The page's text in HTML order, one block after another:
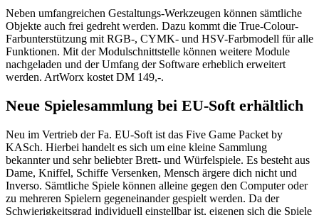
Neben umfangreichen Gestaltungs-Werkzeugen können sämtliche
Objekte auch frei gedreht werden. Dazu kommt die True-Colour-
Farbunterstützung mit RGB-, CYMK- und HSV-Farbmodell für alle
Funktionen. Mit der Modulschnittstelle können weitere Module
nachgeladen und der Umfang der Software erheblich erweitert
werden. ArtWorx kostet DM 149,-.
Neue Spielesammlung bei EU-Soft erhältlich
Neu im Vertrieb der Fa. EU-Soft ist das Five Game Packet by
KASch. Hierbei handelt es sich um eine kleine Sammlung
bekannter und sehr beliebter Brett- und Würfelspiele. Es besteht aus
Dame, Kniffel, Schiffe Versenken, Mensch ärgere dich nicht und
Inverso. Sämtliche Spiele können alleine gegen den Computer oder
zu mehreren Spielern gegeneinander gespielt werden. Da der
Schwierigkeitsgrad individuell einstellbar ist, eigenen sich die Spiele